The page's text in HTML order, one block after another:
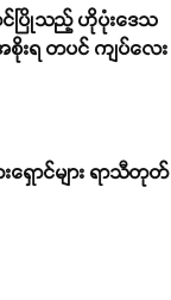
င်ပြိုသည့် ဟိုပုံးဒေသ
းရ တပင် ကျပ်လေး
ရှောင်များ ရာသီတုတ်